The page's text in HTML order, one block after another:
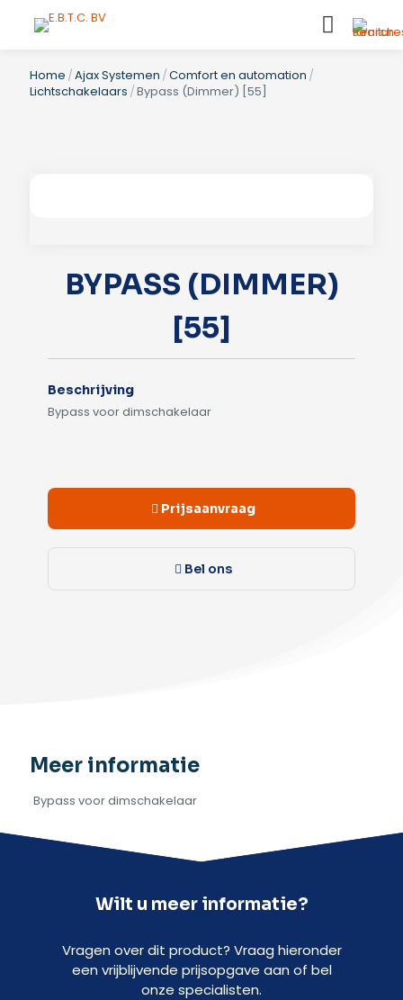
Home /Ajax Systemen /Comfort en automation /
Lichtschakelaars /Bypass (Dimmer) [55]
BYPASS (DIMMER)
[55]
Beschrijving
Bypass voor dimschakelaar
Prijsaanvraag
Bel ons
Meer informatie
Bypass voor dimschakelaar
Wilt u meer informatie?
Vragen over dit product? Vraag hieronder
een vrijblijvende prijsopgave aan of bel
onze specialisten.